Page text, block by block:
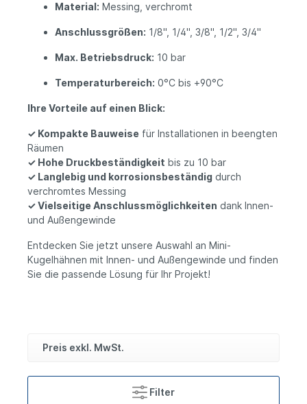
Material: Messing, verchromt
Anschlussgrößen: 1/8", 1/4", 3/8", 1/2", 3/4"
Max. Betriebsdruck: 10 bar
Temperaturbereich: 0°C bis +90°C
Ihre Vorteile auf einen Blick:
✓ Kompakte Bauweise für Installationen in beengten
Räumen
✓ Hohe Druckbeständigkeit bis zu 10 bar
✓ Langlebig und korrosionsbeständig durch
verchromtes Messing
✓ Vielseitige Anschlussmöglichkeiten dank Innen-
und Außengewinde
Entdecken Sie jetzt unsere Auswahl an Mini-
Kugelhähnen mit Innen- und Außengewinde und finden
Sie die passende Lösung für Ihr Projekt!
Preis exkl. MwSt.
Filter